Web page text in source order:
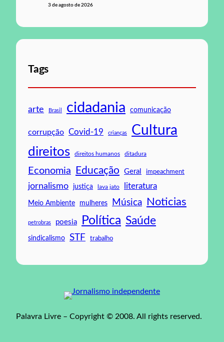
3 de agosto de 2026
Tags
arte Brasil cidadania comunicação
corrupção Covid-19 crianças Cultura
direitos direitos humanos ditadura
Economia Educação Geral impeachment
jornalismo justiça lava jato literatura
Meio Ambiente mulheres Música Noticias
petrobras poesia Política Saúde
sindicalismo STF trabalho
Palavra Livre – Copyright © 2008. All rights reserved.